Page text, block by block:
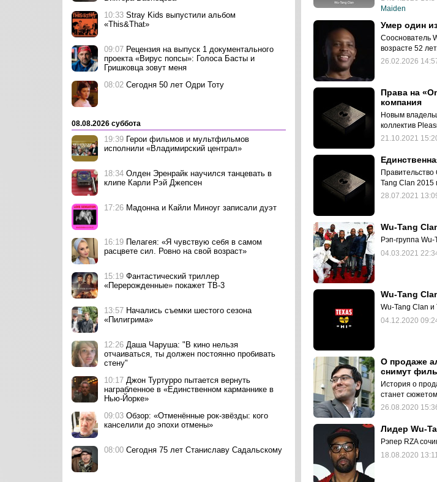
Maiden
Умер один
Сооснователь
возрасте 52 лет.
26.02.2026
Права на
компания
Новым
коллектив
21.10.2021
Tang Clan 2015
28.07.2021
Wu-Tang
Рэп-группа
04.03.2021
Wu-Tang
Wu-Tang Clan и
04.12.2020
О продаже
снимут
История о
станет
26.08.2020
Лидер Wu-
Рэпер RZA
18.08.2020 13:11
10:33 Stray Kids выпустили альбом
«This&That»
09:07 Рецензия на выпуск 1 документального
проекта «Вирус попсы»: Голоса Басты и
Гришковца зовут меня
08:02 Сегодня 50 лет Одри Тоту
08.08.2026 суббота
19:39 Герои фильмов и мультфильмов
исполнили «Владимирский централ»
18:34 Олден Эренрайк научился танцевать в
клипе Карли Рэй Джепсен
17:26 Мадонна и Кайли Миноуг записали дуэт
16:19 Пелагея: «Я чувствую себя в самом
расцвете сил. Ровно на свой возраст»
15:19 Фантастический триллер
«Перерожденные» покажет ТВ-3
13:57 Начались съемки шестого сезона
«Пилигрима»
12:26 Даша Чаруша: "В кино нельзя
отчаиваться, ты должен постоянно пробивать
стену"
10:17 Джон Туртурро пытается вернуть
награбленное в «Единственном карманнике в
Нью-Йорке»
09:03 Обзор: «Отменённые рок-звёзды: кого
канселили до эпохи отмены»
08:00 Сегодня 75 лет Станиславу Садальскому